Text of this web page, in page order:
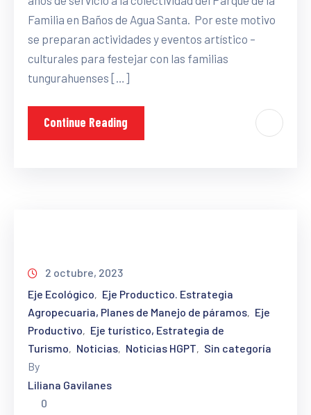
Familia en Baños de Agua Santa. Por este motivo
se preparan actividades y eventos artístico –
culturales para festejar con las familias
tungurahuenses […]
Continue Reading
2 octubre, 2023
Eje Ecológico‚ Eje Productico. Estrategia
Agropecuaria, Planes de Manejo de páramos‚ Eje
Productivo‚ Eje turístico, Estrategia de
Turismo‚ Noticias‚ Noticias HGPT‚ Sin categoría
By
Liliana Gavilanes
0